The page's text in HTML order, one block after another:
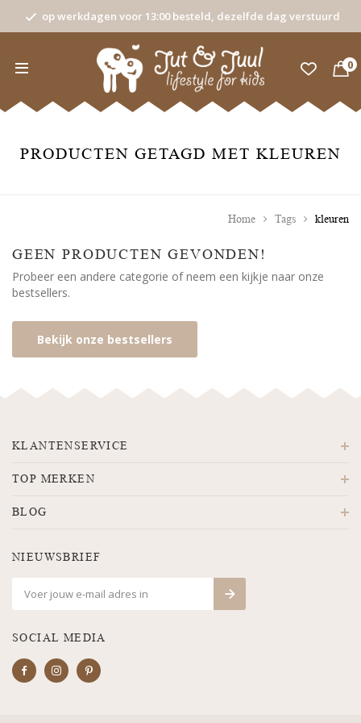
op werkdagen voor 13:00 besteld, dezelfde dag verstuurd
0
PRODUCTEN GETAGD MET KLEUREN
Home Tags kleuren
GEEN PRODUCTEN GEVONDEN!
Probeer een andere categorie of neem een kijkje naar onze
bestsellers.
Bekijk onze bestsellers
KLANTENSERVICE
TOP MERKEN
BLOG
NIEUWSBRIEF
SOCIAL MEDIA